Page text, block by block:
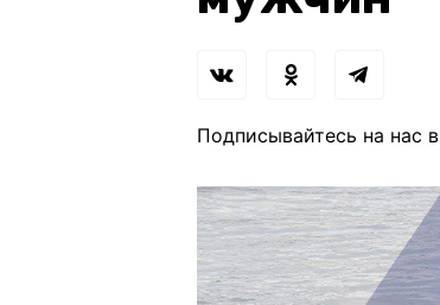
Подписывайтесь на нас в